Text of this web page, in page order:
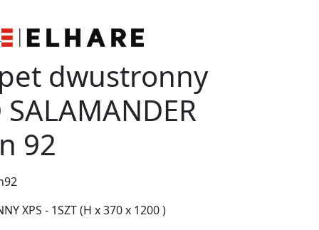
dwustronny
SALAMANDER
92
XPS - 1SZT (H x 370 x 1200 )